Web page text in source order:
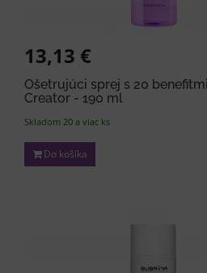
13,13 €
Ošetrujúci sprej s 20
Creator - 190 ml
Skladom 20 a viac ks
Do košíka